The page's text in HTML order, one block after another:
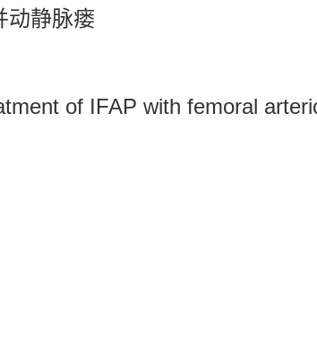
动静脉瘘
of IFAP with femoral